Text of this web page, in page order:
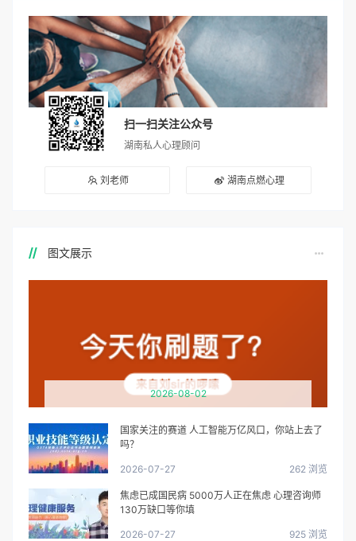
扫一扫关注公众号
湖南私人心理顾问
刘老师 湖南点燃心理
图文展示
2026-08-02
国家关注的赛道 人工智能万亿风口，你站上去了
吗？
2026-07-27 262 浏览
焦虑已成国民病 5000万人正在焦虑 心理咨询师
130万缺口等你填
2026-07-27 925 浏览